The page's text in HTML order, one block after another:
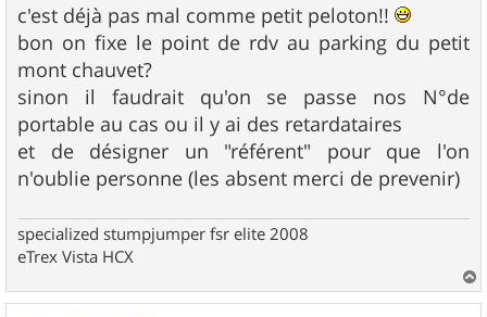
s
s
a
g
e
c'est déjà pas mal comme petit peloton!!
bon on fixe le point de rdv au parking du petit
mont chauvet?
sinon il faudrait qu'on se passe nos N°de
portable au cas ou il y ai des retardataires
et de désigner un "référent" pour que l'on
n'oublie personne (les absent merci de prevenir)
specialized stumpjumper fsr elite 2008
eTrex Vista HCX
a